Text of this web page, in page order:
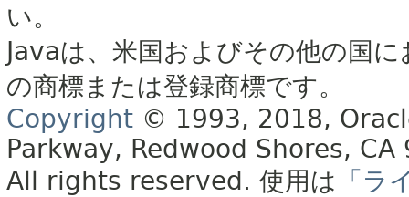
い。
Javaは、米国およびその他の国
の商標または登録商標です。
Copyright © 1993, 2018,
Parkway, Redwood Shores, CA
All rights reserved. 使用は 「ラ